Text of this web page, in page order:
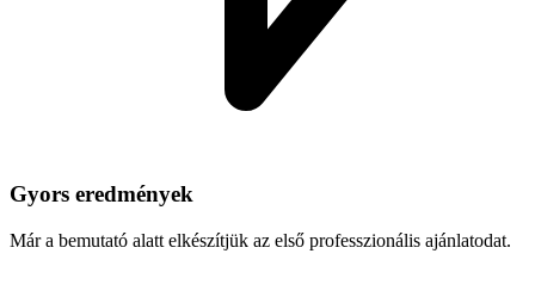
Gyors eredmények
Már a bemutató alatt elkészítjük az első professzionális ajánlatodat.